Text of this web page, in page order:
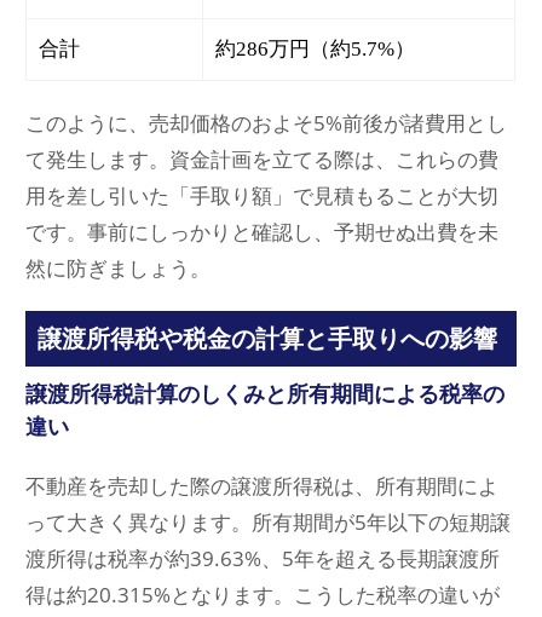
合計 約286万円（約5.7%）
このように、売却価格のおよそ5%前後が諸費用とし
て発生します。資金計画を立てる際は、これらの費
用を差し引いた「手取り額」で見積もることが大切
です。事前にしっかりと確認し、予期せぬ出費を未
然に防ぎましょう。
譲渡所得税や税金の計算と手取りへの影響
譲渡所得税計算のしくみと所有期間による税率の
違い
不動産を売却した際の譲渡所得税は、所有期間によ
って大きく異なります。所有期間が5年以下の短期譲
渡所得は税率が約39.63%、5年を超える長期譲渡所
得は約20.315%となります。こうした税率の違いが